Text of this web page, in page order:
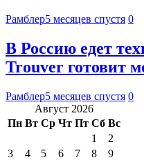
Рамблер5 месяцев спустя 0
В Россию едет
Trouver готовит
Рамблер5 месяцев спустя 0
Август 2026
Пн Вт Ср Чт Пт Сб Вс
1
2
3
4 5 6 7 8
9